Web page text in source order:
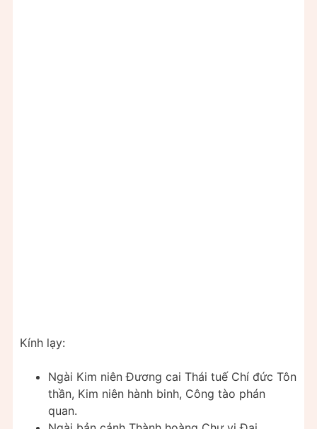
Kính lạy:
Ngài Kim niên Đương cai Thái tuế Chí đức Tôn
thần, Kim niên hành binh, Công tào phán
quan.